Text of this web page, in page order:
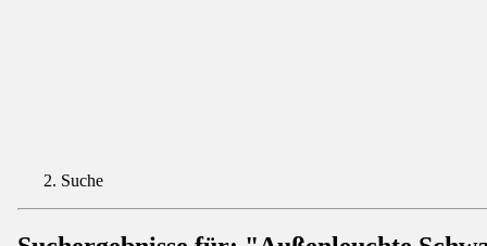
Suche